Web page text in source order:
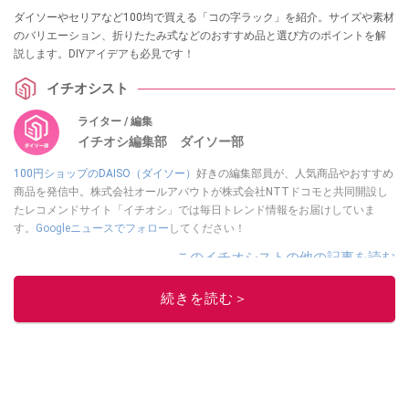
ダイソーやセリアなど100均で買える「コの字ラック」を紹介。サイズや素材
のバリエーション、折りたたみ式などのおすすめ品と選び方のポイントを解
説します。DIYアイデアも必見です！
イチオシスト
ライター / 編集
イチオシ編集部 ダイソー部
100円ショップのDAISO（ダイソー） 好きの編集部員が、人気商品やおすすめ
商品を発信中。株式会社オールアバウトが株式会社NTTドコモと共同開設し
たレコメンドサイト「イチオシ」では毎日トレンド情報をお届けしていま
す。 Googleニュースでフォロー してください！
このイチオシストの他の記事を読む
続きを読む＞